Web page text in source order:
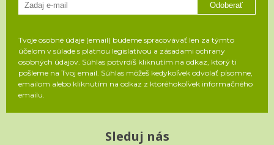
Odoberať
Tvoje osobné údaje (email) budeme spracovávať len za týmto
účelom v súlade s platnou legislatívou a zásadami ochrany
osobných údajov. Súhlas potvrdíš kliknutím na odkaz, ktorý ti
pošleme na Tvoj email. Súhlas môžeš kedykoľvek odvolať písomne,
emailom alebo kliknutím na odkaz z ktoréhokoľvek informačného
emailu.
Sleduj nás